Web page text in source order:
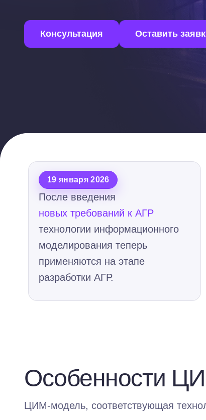
Консультация Оставить
19 января 2026
После введения
новых требований к АГР
технологии информационного
моделирования теперь
применяются на этапе
разработки АГР.
Особенности
ЦИМ-модель, соответствующая